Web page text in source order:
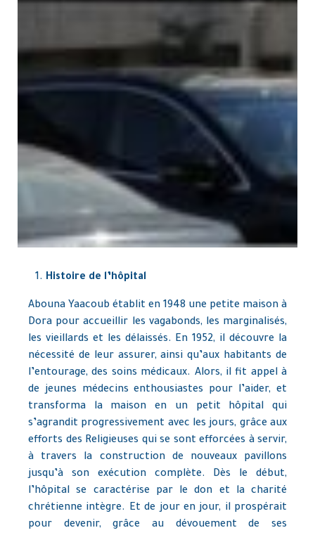
Histoire de l’hôpital
Abouna Yaacoub établit en 1948 une petite maison à
Dora pour accueillir les vagabonds, les marginalisés,
les vieillards et les délaissés. En 1952, il découvre la
nécessité de leur assurer, ainsi qu’aux habitants de
l’entourage, des soins médicaux. Alors, il fit appel à
de jeunes médecins enthousiastes pour l’aider, et
transforma la maison en un petit hôpital qui
s’agrandit progressivement avec les jours, grâce aux
efforts des Religieuses qui se sont efforcées à servir,
à travers la construction de nouveaux pavillons
jusqu’à son exécution complète. Dès le début,
l’hôpital se caractérise par le don et la charité
chrétienne intègre. Et de jour en jour, il prospérait
pour devenir, grâce au dévouement de ses